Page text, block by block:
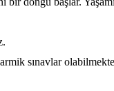
sınavlar